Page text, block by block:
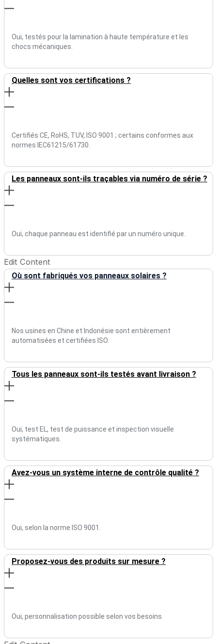
Oui, testés pour la lamination à haute température et les
chocs mécaniques.
Quelles sont vos certifications ?
Certifiés CE, RoHS, TUV, ISO 9001 ; certains conformes aux
normes IEC61215/61730.
Les panneaux sont-ils traçables via numéro de série ?
Oui, chaque panneau est identifié par un numéro unique.
Edit Content
Où sont fabriqués vos panneaux solaires ?
Nos usines en Chine et Indonésie sont entièrement
automatisées et certifiées ISO.
Tous les panneaux sont-ils testés avant livraison ?
Oui, test EL, test de puissance et inspection visuelle
systématiques.
Avez-vous un système interne de contrôle qualité ?
Oui, selon la norme ISO 9001.
Proposez-vous des produits sur mesure ?
Oui, personnalisation possible selon vos besoins.